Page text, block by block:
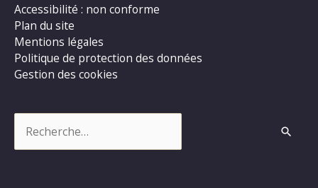
Accessibilité : non conforme
Plan du site
Mentions légales
Politique de protection des données
Gestion des cookies